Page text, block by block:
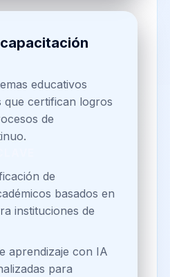
educativos
que certifican logros
de
de
basados en
instituciones de
aprendizaje con IA
para